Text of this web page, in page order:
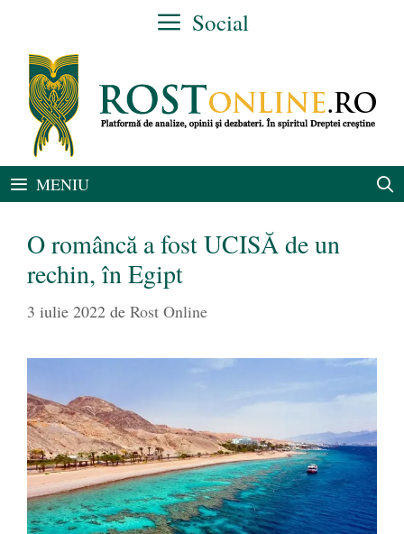
conținut
Social
MENIU
O româncă a fost UCISĂ de un
rechin, în Egipt
3 iulie 2022 de Rost Online